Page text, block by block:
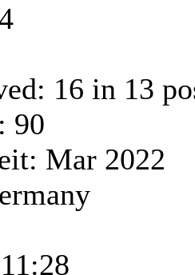
16 in 13
90
Mar 2022